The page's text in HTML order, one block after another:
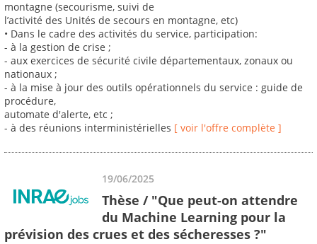
montagne (secourisme, suivi de
l’activité des Unités de secours en montagne, etc)
• Dans le cadre des activités du service, participation:
- à la gestion de crise ;
- aux exercices de sécurité civile départementaux, zonaux ou
nationaux ;
- à la mise à jour des outils opérationnels du service : guide de
procédure,
automate d'alerte, etc ;
- à des réunions interministérielles [ voir l'offre complète ]
19/06/2025
Thèse / "Que peut-on attendre
du Machine Learning pour la
prévision des crues et des sécheresses ?"